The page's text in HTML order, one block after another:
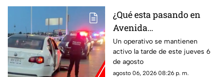
¿Qué esta pasando en
Avenida
Aguascalientes?
Reportan persecución y
accidente vehicular
Un operativo se mantienen
activo la tarde de este jueves 6
de agosto
agosto 06, 2026 08:26 p. m.